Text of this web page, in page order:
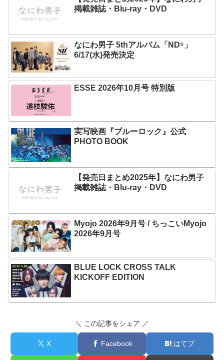
掲載雑誌・Blu-ray・DVD
なにわ男子 5thアルバム「ND⁵」
6/17(水)発売決定
ESSE 2026年10月号 特別版
実写映画『ブルーロック』公式
PHOTO BOOK
【発売日まとめ2025年】なにわ男子
掲載雑誌・Blu-ray・DVD
Myojo 2026年9月号 / ちっこいMyojo
2026年9月号
BLUE LOCK CROSS TALK
KICKOFF EDITION
＼ この記事をシェア ／
X Facebook はてブ